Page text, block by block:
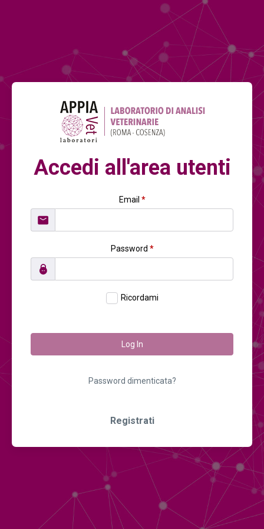
Accedi all'area utenti
Email *
Password *
Ricordami
Log In
Password dimenticata?
Registrati